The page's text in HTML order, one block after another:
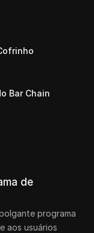
Bar Chain
de
programa
aos usuários